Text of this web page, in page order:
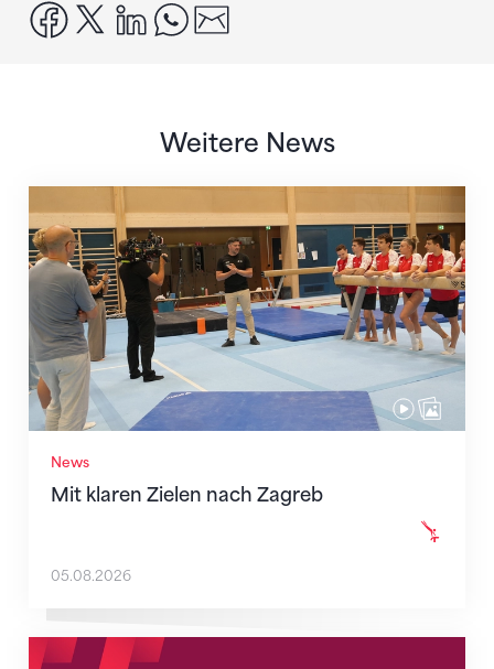
facebook
x linkedinwhatsapp
Weitere News
News
Mit klaren Zielen nach Zagreb
Mit klaren Zielen nach Zagreb
05.08.2026
Neue Empfangszeiten ab 1. August 2026